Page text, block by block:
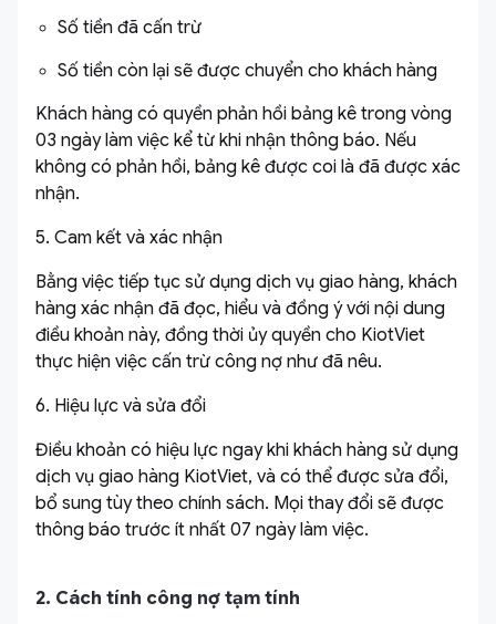
Số tiền đã cấn trừ
Số tiền còn lại sẽ được chuyển cho khách hàng
Khách hàng có quyền phản hồi bảng kê trong vòng
03 ngày làm việc kể từ khi nhận thông báo. Nếu
không có phản hồi, bảng kê được coi là đã được xác
nhận.
5. Cam kết và xác nhận
Bằng việc tiếp tục sử dụng dịch vụ giao hàng, khách
hàng xác nhận đã đọc, hiểu và đồng ý với nội dung
điều khoản này, đồng thời ủy quyền cho KiotViet
thực hiện việc cấn trừ công nợ như đã nêu.
6. Hiệu lực và sửa đổi
Điều khoản có hiệu lực ngay khi khách hàng sử dụng
dịch vụ giao hàng KiotViet, và có thể được sửa đổi,
bổ sung tùy theo chính sách. Mọi thay đổi sẽ được
thông báo trước ít nhất 07 ngày làm việc.
2. Cách tính công nợ tạm tính